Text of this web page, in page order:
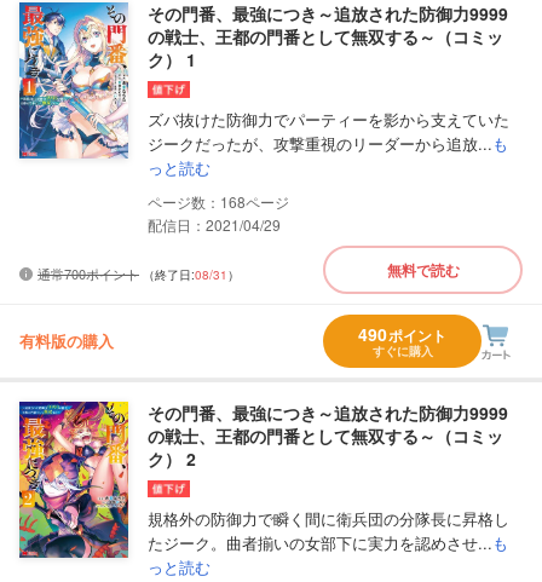
その門番、最強につき～追放された防御力9999
の戦士、王都の門番として無双する～（コミッ
ク） 1
ズバ抜けた防御力でパーティーを影から支えていた
ジークだったが、攻撃重視のリーダーから追放...も
っと読む
168
配信日：2021/04/29
通常700ポイント （終了日:08/31 ） 無料で読む
有料版の購入 490ポイント
すぐに購入
その門番、最強につき～追放された防御力9999
の戦士、王都の門番として無双する～（コミッ
ク） 2
規格外の防御力で瞬く間に衛兵団の分隊長に昇格し
たジーク。曲者揃いの女部下に実力を認めさせ...も
っと読む